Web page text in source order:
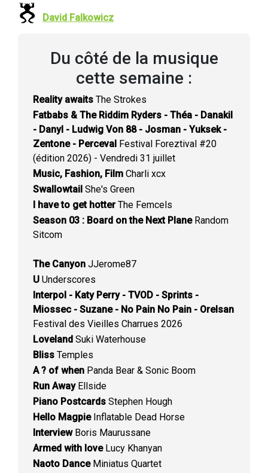
David Falkowicz
Du côté de la musique
cette semaine :
Reality awaits The Strokes
Fatbabs & The Riddim Ryders - Théa - Danakil
- Danyl - Ludwig Von 88 - Josman - Yuksek -
Zentone - Perceval Festival Foreztival #20
(édition 2026) - Vendredi 31 juillet
Music, Fashion, Film Charli xcx
Swallowtail She's Green
I have to get hotterThe Femcels
Season 03 : Board on the Next PlaneRandom
Sitcom
The Canyon JJerome87
U Underscores
Interpol - Katy Perry - TVOD - Sprints -
Miossec - Suzane - No Pain No Pain - Orelsan
Festival des Vieilles Charrues 2026
Loveland Suki Waterhouse
Bliss Temples
A ? of when Panda Bear & Sonic Boom
Run AwayEllside
Piano Postcards Stephen Hough
Hello MagpieInflatable Dead Horse
InterviewBoris Maurussane
Armed with loveLucy Khanyan
Naoto DanceMiniatus Quartet